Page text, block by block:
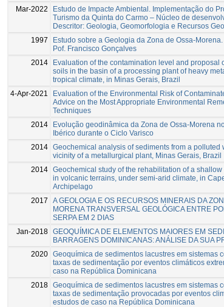
Mar-2022
Estudo de Impacte Ambiental. Implementação do
Turismo da Quinta do Carmo – Núcleo de
Descritor: Geologia, Geomorfologia e Recursos
1997
Estudo sobre a Geologia da Zona de Ossa-
Pof. Francisco Gonçalves
2014
Evaluation of the contamination level and proposal
soils in the basin of a processing plant of heavy
tropical climate, in Minas Gerais, Brazil
4-Apr-2021
Evaluation of the Environmental Risk of
Advice on the Most Appropriate Environmental
Techniques
2014
Evolução geodinâmica da Zona de Ossa-Morena
Ibérico durante o Ciclo Varisco
2014 Geochemical analysis of sediments from a polluted
vicinity of a metallurgical plant, Minas Gerais, Brazil
2014 Geochemical study of the rehabilitation of a
in volcanic terrains, under semi-arid climate, in
Archipelago
2017
A GEOLOGIA E OS RECURSOS MINERAIS DA
MORENA TRANSVERSAL GEOLÓGICA ENTRE
SERPA EM 2 DIAS
Jan-2018 GEOQUÍMICA DE ELEMENTOS MAIORES EM
BARRAGENS DOMINICANAS: ANÁLISE DA SUA
2020 Geoquímica de sedimentos lacustres em sistemas
taxas de sedimentação por eventos climáticos
caso na República Dominicana
2018 Geoquímica de sedimentos lacustres em sistemas
taxas de sedimentação provocadas por eventos
estudos de caso na República Dominicana